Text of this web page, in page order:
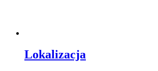
Lokalizacja